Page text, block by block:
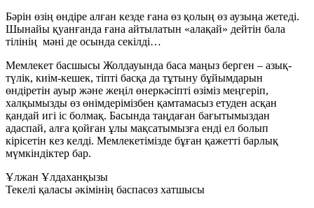
Бәрін өзің өндіре алған кезде ғана өз қолың өз аузыңа жетеді.
Шынайы қуанғанда ғана айтылатын «алақай» дейтін бала
тілінің мәні де осында секілді…
Мемлекет басшысы Жолдауында баса маңыз берген – азық-
түлік, киім-кешек, тіпті басқа да тұтыну бұйымдарын
өндіретін ауыр және жеңіл өнеркәсіпті өзіміз меңгеріп,
халқымызды өз өнімдерімізбен қамтамасыз етуден асқан
қандай игі іс болмақ. Басында таңдаған бағытымыздан
адаспай, алға қойған ұлы мақсатымызға енді ел болып
кірісетін кез келді. Мемлекетімізде бұған қажетті барлық
мүмкіндіктер бар.
Ұлжан Ұлдаханқызы
Текелі қаласы әкімінің баспасөз хатшысы